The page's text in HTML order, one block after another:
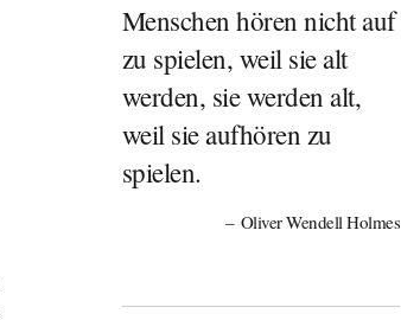
Menschen hören nicht auf
zu spielen, weil sie alt
werden, sie werden alt,
weil sie aufhören zu
spielen.
Oliver Wendell Holmes